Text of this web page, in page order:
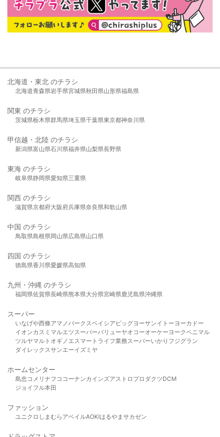
北海道・東北 のチラシ
北海道青森県岩手県宮城県秋田県山形県福島県
関東 のチラシ
茨城県栃木県群馬県埼玉県千葉県東京都神奈川県
甲信越・北陸 のチラシ
新潟県富山県石川県福井県山梨県長野県
東海 のチラシ
岐阜県静岡県愛知県三重県
関西 のチラシ
滋賀県京都府大阪府兵庫県奈良県和歌山県
中国 のチラシ
鳥取県島根県岡山県広島県山口県
四国 のチラシ
徳島県香川県愛媛県高知県
九州・沖縄 のチラシ
福岡県佐賀県長崎県熊本県大分県宮崎県鹿児島県沖縄県
スーパー
いなげや西條アマノパークスベイシア ビッグヨーサンイトーヨーカドー
イオンカスミ マルエツスーパーバリューヤオコーオーケー ヨークベニマル
ツルヤマルト オギノ エスマート ライフ業務スーパーいかり フジグラン
ダイレックスサンエーイズミヤ
ホームセンター
島忠 コメリ ナフコ コーナンカインズアストロプロダクツDCM
ジョイフル本田
ファッション
ユニクロ しまむら アベイルAOKIはるやま サカゼン